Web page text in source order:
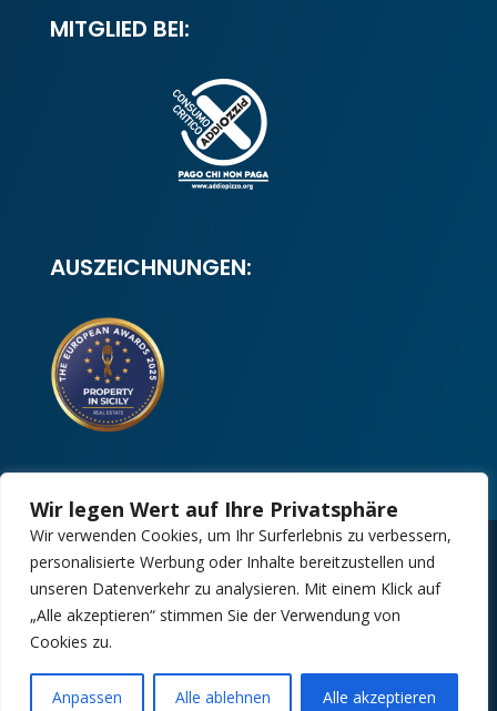
Wir legen Wert auf Ihre Privatsphäre
Wir verwenden Cookies, um Ihr Surferlebnis zu verbessern,
personalisierte Werbung oder Inhalte bereitzustellen und
unseren Datenverkehr zu analysieren. Mit einem Klick auf
„Alle akzeptieren“ stimmen Sie der Verwendung von
Cookies zu.
Anpassen Alle ablehnen Alle akzeptieren
MITGLIED BEI:
AUSZEICHNUNGEN:
Copyright 2025 | Property in Sicily S.R.L. –
International Real Estate Agency • P.IVA: IT –
06925560820 • REA: PA – 425350
Design by:Kappaelle Comunicazione